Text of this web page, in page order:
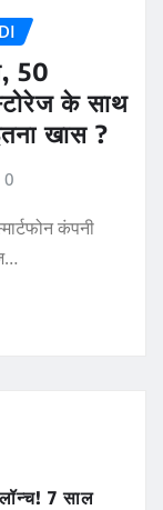
50
के साथ
खास ?
0
कंपनी
7 साल